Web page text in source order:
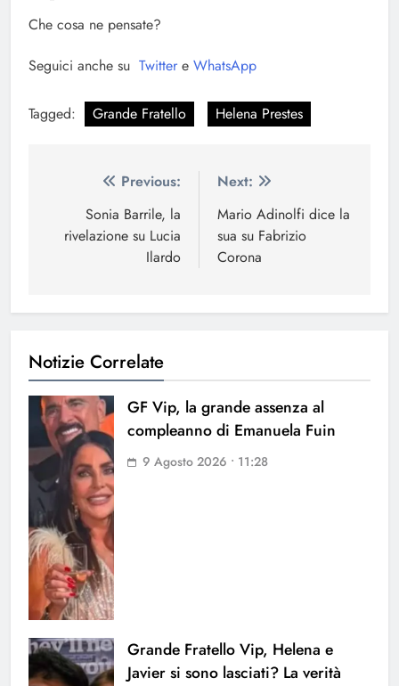
Che cosa ne pensate?
Seguici anche su Twitter e WhatsApp
Tagged: Grande Fratello Helena Prestes
Navigazione
articoli
Previous:
Sonia Barrile, la
rivelazione su Lucia
Ilardo
Next:
Mario Adinolfi dice la
sua su Fabrizio
Corona
Notizie Correlate
GF Vip, la grande assenza al
compleanno di Emanuela Fuin
9 Agosto 2026 • 11:28
Grande Fratello Vip, Helena e
Javier si sono lasciati? La verità